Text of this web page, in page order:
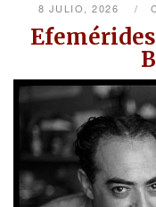
8 JULIO, 2026